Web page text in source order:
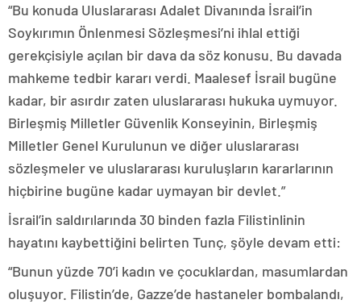
“Bu konuda Uluslararası Adalet Divanında İsrail’in
Soykırımın Önlenmesi Sözleşmesi’ni ihlal ettiği
gerekçisiyle açılan bir dava da söz konusu. Bu davada
mahkeme tedbir kararı verdi. Maalesef İsrail bugüne
kadar, bir asırdır zaten uluslararası hukuka uymuyor.
Birleşmiş Milletler Güvenlik Konseyinin, Birleşmiş
Milletler Genel Kurulunun ve diğer uluslararası
sözleşmeler ve uluslararası kuruluşların kararlarının
hiçbirine bugüne kadar uymayan bir devlet.”
İsrail’in saldırılarında 30 binden fazla Filistinlinin
hayatını kaybettiğini belirten Tunç, şöyle devam etti:
“Bunun yüzde 70’i kadın ve çocuklardan, masumlardan
oluşuyor. Filistin’de, Gazze’de hastaneler bombalandı,